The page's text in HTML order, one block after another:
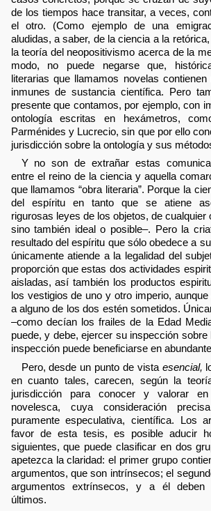
de los tiempos hace transitar, a veces,
el otro. (Como ejemplo de una
aludidas, a saber, de la ciencia a la
la teoría del neopositivismo acerca de la
modo, no puede negarse que,
literarias que llamamos novelas
inmunes de sustancia científica. Pero
presente que contamos, por ejemplo, con
ontología escritas en hexámetros,
Parménides y Lucrecio, sin que por ello
jurisdicción sobre la ontología y sus
Y no son de extrañar estas
entre el reino de la ciencia y aquella
que llamamos “obra literaria”. Porque la
del espíritu en tanto que se atiene
rigurosas leyes de los objetos, de cualquier
sino también ideal o posible–. Pero la
resultado del espíritu que sólo obedece a
únicamente atiende a la legalidad del
proporción que estas dos actividades
aisladas, así también los productos
los vestigios de uno y otro imperio, aunque
a alguno de los dos estén sometidos.
–como decían los frailes de la Edad
puede, y debe, ejercer su inspección
inspección puede beneficiarse en
Pero, desde un punto de vista esencial,
en cuanto tales, carecen, según la
jurisdicción para conocer y valorar
novelesca, cuya consideración
puramente especulativa, científica. Los
favor de esta tesis, es posible aducir
siguientes, que puede clasificar en dos
apetezca la claridad: el primer grupo
argumentos, que son intrínsecos; el
argumentos extrínsecos, y a él deben
últimos.